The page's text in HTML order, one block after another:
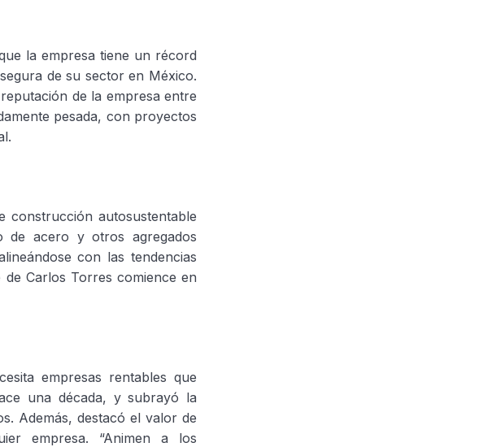
la empresa tiene un récord
de su sector en México.
de la empresa entre
pesada, con proyectos
construcción autosustentable
de acero y otros agregados
con las tendencias
Carlos Torres comience en
empresas rentables que
una década, y subrayó la
Además, destacó el valor de
empresa. “Animen a los